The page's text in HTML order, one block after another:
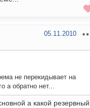
05.11.2010
не перекидывает на
а обратно нет...
а какой